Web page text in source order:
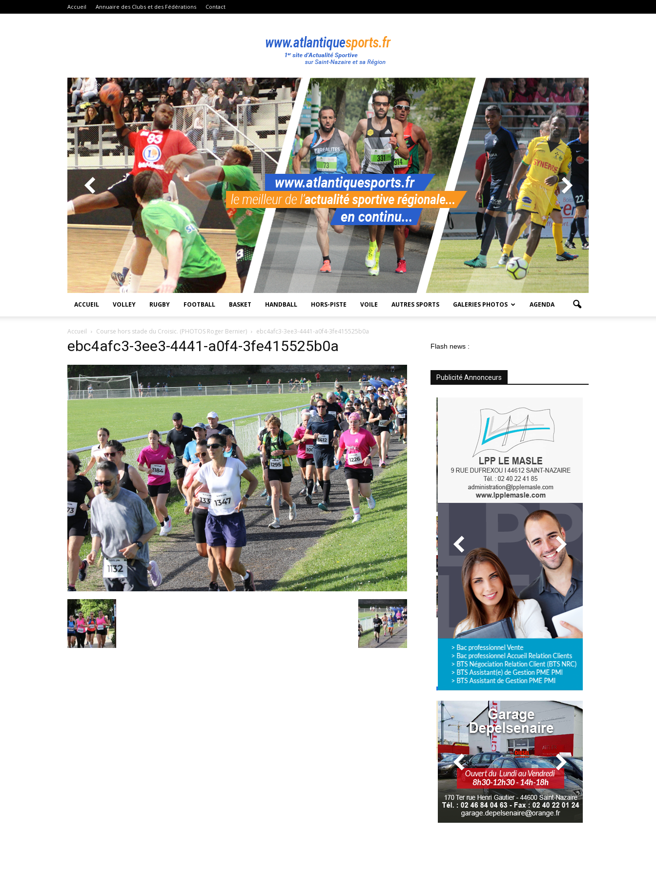
Accueil Annuaire des Clubs et des Fédérations Contact
Atlantique
Sport
ACCUEIL VOLLEY RUGBY FOOTBALL BASKET HANDBALL HORS-PISTE VOILE AUTRES SPORTS GALERIES PHOTOS AGENDA
Accueil Course hors stade du Croisic. (PHOTOS Roger Bernier) ebc4afc3-3ee3-4441-a0f4-3fe415525b0a
ebc4afc3-3ee3-4441-a0f4-3fe415525b0a Flash news :
Publicité Annonceurs